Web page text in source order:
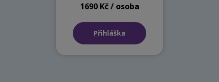
1690 Kč / osoba
Přihláška